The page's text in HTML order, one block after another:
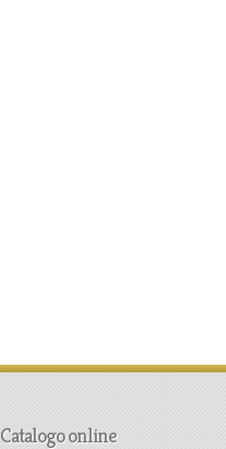
Catalogo online